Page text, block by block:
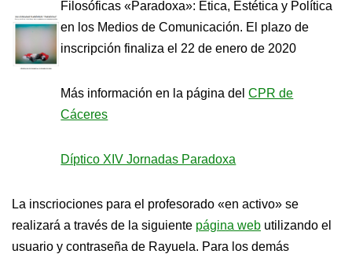
Filosóficas «Paradoxa»: Ética, Estética y Política
en los Medios de Comunicación. El plazo de
inscripción finaliza el 22 de enero de 2020
Más información en la página delCPR de
Cáceres
Díptico XIV Jornadas Paradoxa
La inscriociones para el profesorado «en activo» se
realizará a través de la siguiente página web utilizando el
usuario y contraseña de Rayuela. Para los demás